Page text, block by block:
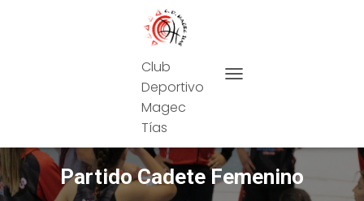
Club
Deportivo
Magec
Tías
Partido Cadete Femenino